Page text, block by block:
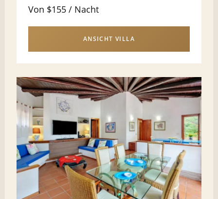
Von $155 / Nacht
ANSICHT VILLA